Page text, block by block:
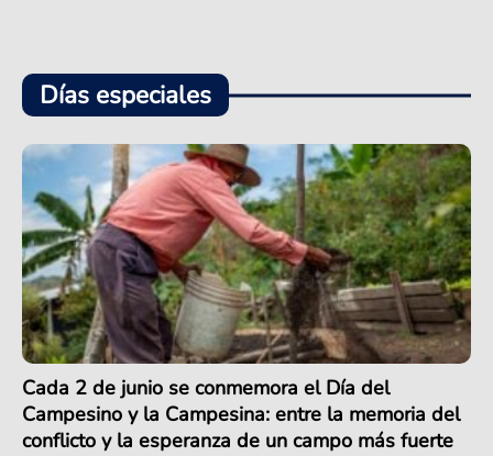
Días especiales
Cada 2 de junio se conmemora el Día del
Campesino y la Campesina: entre la memoria del
conflicto y la esperanza de un campo más fuerte